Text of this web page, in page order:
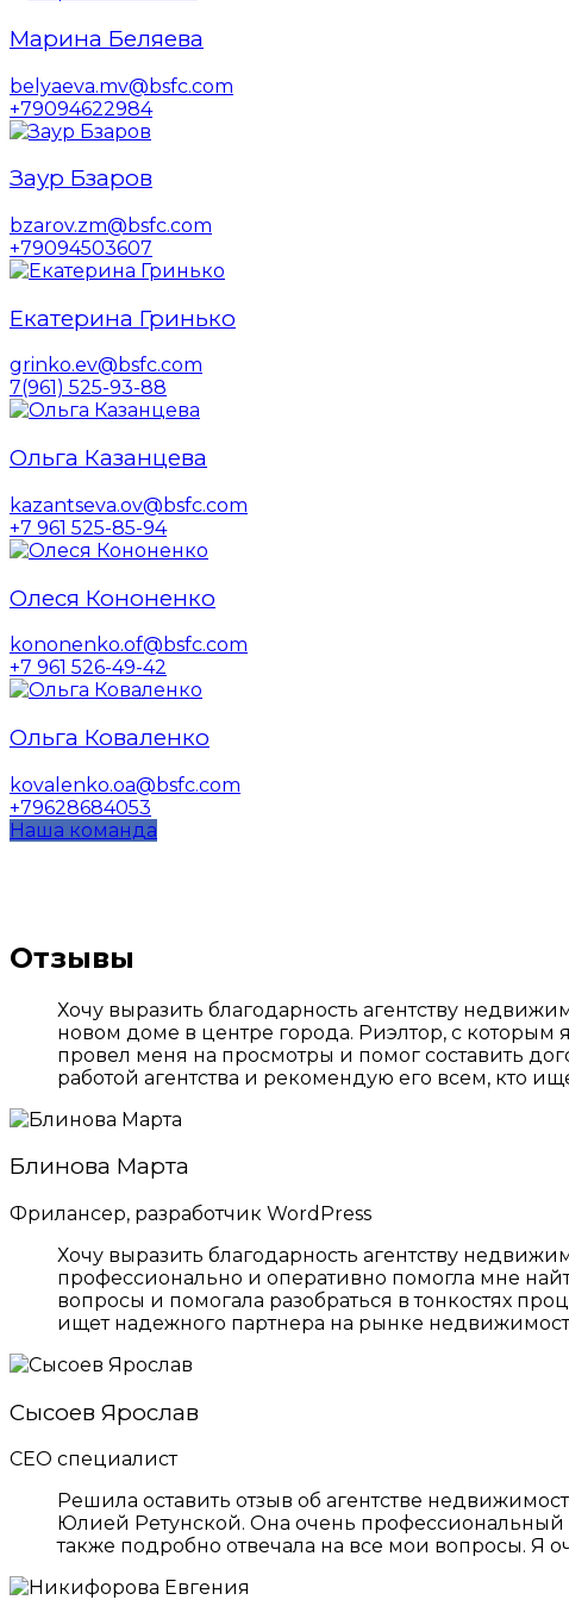
Марина Беляева
belyaeva.mv@bsfc.com
+79094622984
Заур Бзаров
bzarov.zm@bsfc.com
+79094503607
Екатерина Гринько
grinko.ev@bsfc.com
7(961) 525-93-88
Ольга Казанцева
kazantseva.ov@bsfc.com
+7 961 525-85-94
Олеся Кононенко
kononenko.of@bsfc.com
+7 961 526-49-42
Ольга Коваленко
kovalenko.oa@bsfc.com
+79628684053
Наша команда
Отзывы
Хочу выразить благодарность агентству
новом доме в центре города. Риэлтор, с
провел меня на просмотры и помог составить
работой агентства и рекомендую его всем, кто
Блинова Марта
Фрилансер, разработчик WordPress
Хочу выразить благодарность агентству
профессионально и оперативно помогла мне
вопросы и помогала разобраться в тонкостях
ищет надежного партнера на рынке
Сысоев Ярослав
СЕО специалист
Решила оставить отзыв об агентстве
Юлией Ретунской. Она очень профессиональный
также подробно отвечала на все мои вопросы. Я